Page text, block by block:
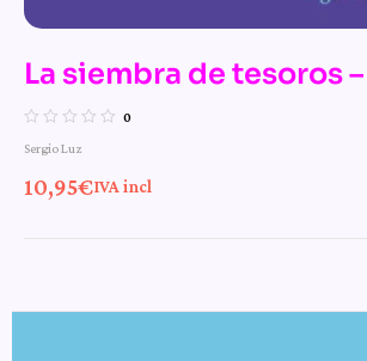
La siembra de tesoros –
Las mágicas aventuras
Pamplinas
0
Sergio Luz
10,95€IVA incl